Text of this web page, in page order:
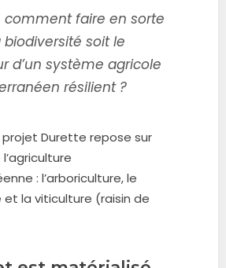
comment faire en sorte
biodiversité soit le
d’un système agricole
résilient ?
projet Durette repose sur
: l’arboriculture, le
la viticulture (raisin de